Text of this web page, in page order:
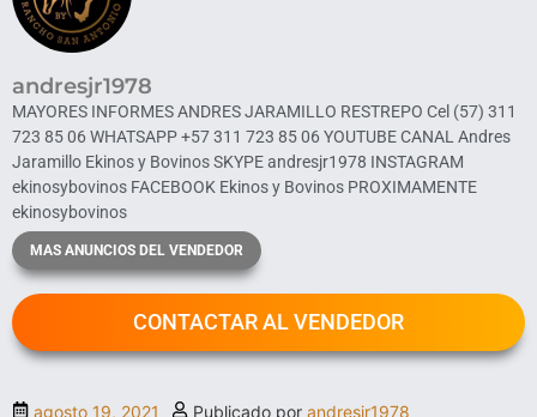
andresjr1978
MAYORES INFORMES ANDRES JARAMILLO RESTREPO Cel ‪(57) 311
723 85 06‬ WHATSAPP ‪+57 311 723 85 06‬ YOUTUBE CANAL Andres
Jaramillo Ekinos y Bovinos SKYPE andresjr1978 INSTAGRAM
ekinosybovinos FACEBOOK Ekinos y Bovinos PROXIMAMENTE
ekinosybovinos
MAS ANUNCIOS DEL VENDEDOR
CONTACTAR AL VENDEDOR
agosto 19, 2021 Publicado por andresjr1978